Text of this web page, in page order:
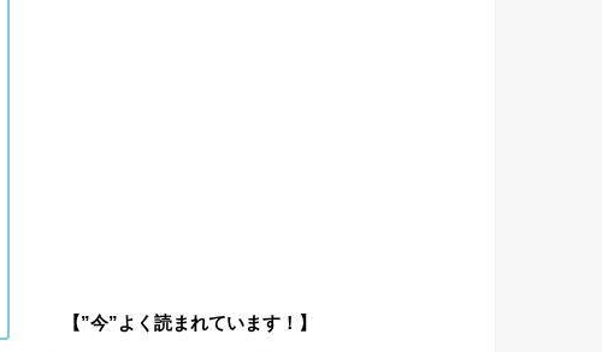
【”今”よく読まれています！】